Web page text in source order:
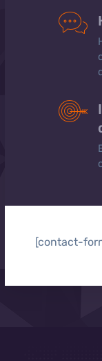
[contact-